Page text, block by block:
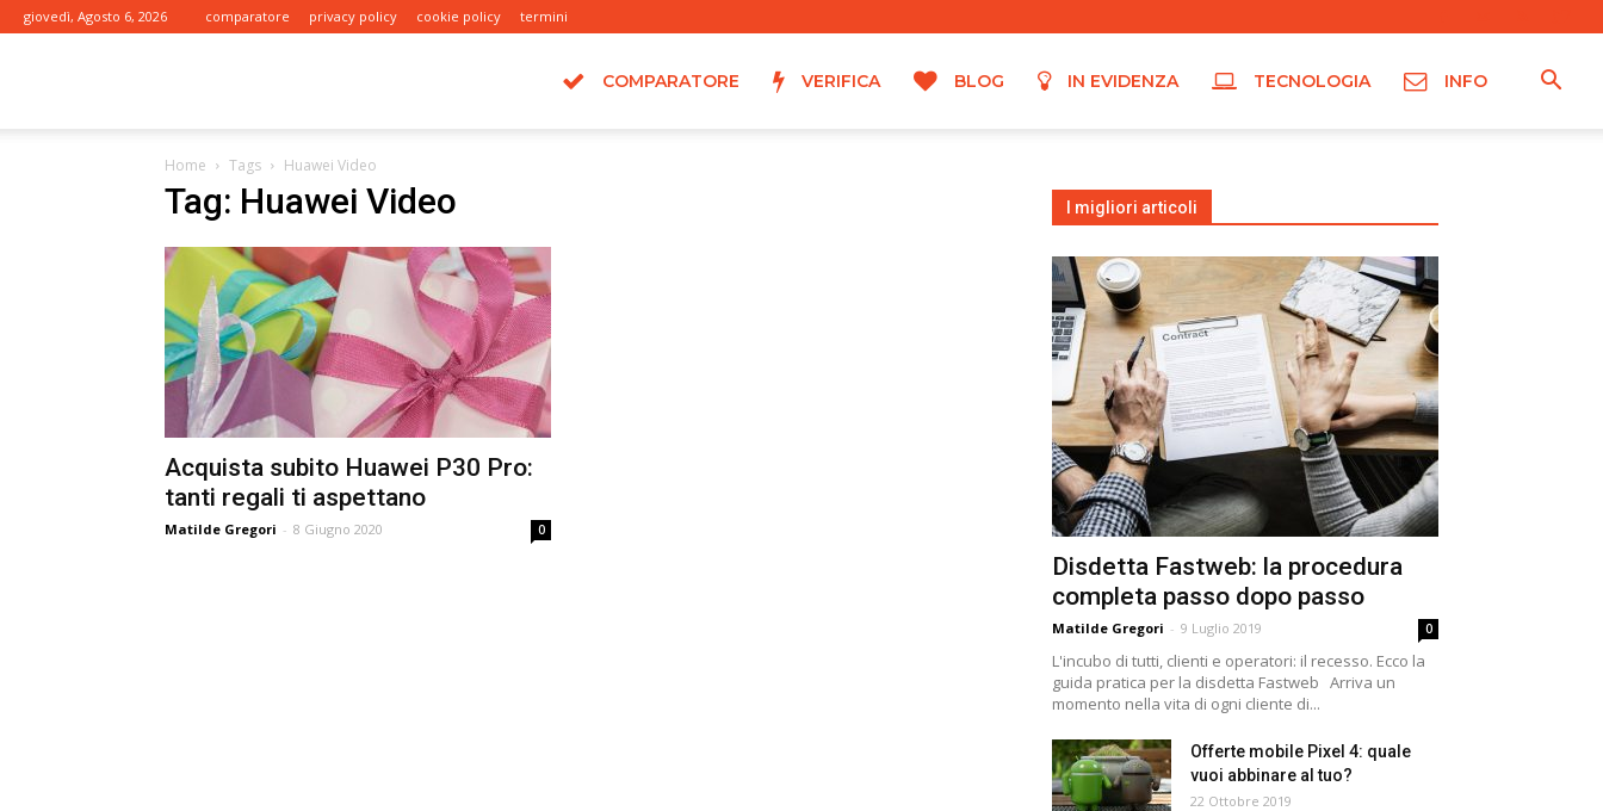
giovedì, Agosto 6, 2026 comparatore privacy policy cookie policy termini
COMPARATORE VERIFICA BLOG IN EVIDENZA TECNOLOGIA INFO
Home Tags Huawei Video
Tag: Huawei Video
Acquista subito Huawei P30 Pro:
tanti regali ti aspettano
Matilde Gregori - 8 Giugno 2020 0
I migliori articoli
Disdetta Fastweb: la procedura
completa passo dopo passo
Matilde Gregori - 9 Luglio 2019 0
L'incubo di tutti, clienti e operatori: il recesso. Ecco la
guida pratica per la disdetta Fastweb Arriva un
momento nella vita di ogni cliente di...
Offerte mobile Pixel 4: quale
vuoi abbinare al tuo?
22 Ottobre 2019